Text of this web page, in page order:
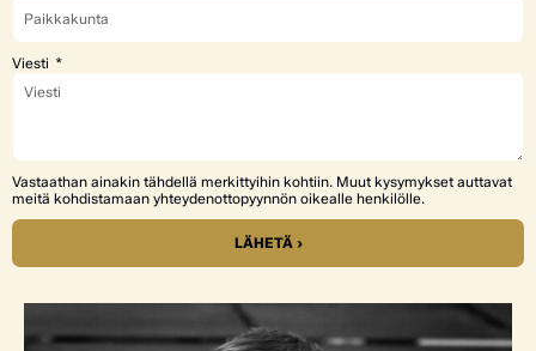
Viesti
Vastaathan ainakin tähdellä merkittyihin kohtiin. Muut kysymykset auttavat
meitä kohdistamaan yhteydenottopyynnön oikealle henkilölle.
LÄHETÄ ›